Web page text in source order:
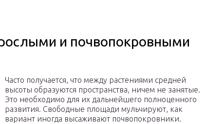
и почвопокровными
Часто получается, что между растениями средней
высоты образуются пространства, ничем не занятые.
Это необходимо для их дальнейшего полноценного
развития. Свободные площади мульчируют, как
вариант иногда высаживают почвопокровники.